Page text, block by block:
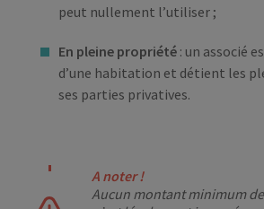
peut nullement l’utiliser ;
En pleine propriété : un associé
d’une habitation et détient les
ses parties privatives.
A noter !
Aucun montant minimum